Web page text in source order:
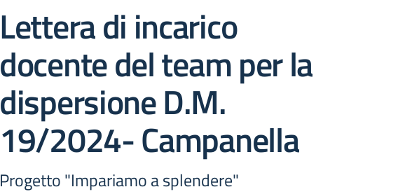
Lettera di incarico
docente del team per la
dispersione D.M.
19/2024- Campanella
Progetto "Impariamo a splendere"